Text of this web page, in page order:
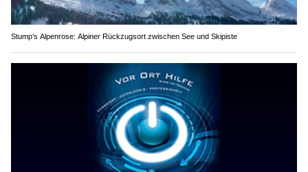
Stump’s Alpenrose: Alpiner Rückzugsort zwischen See und Skipiste